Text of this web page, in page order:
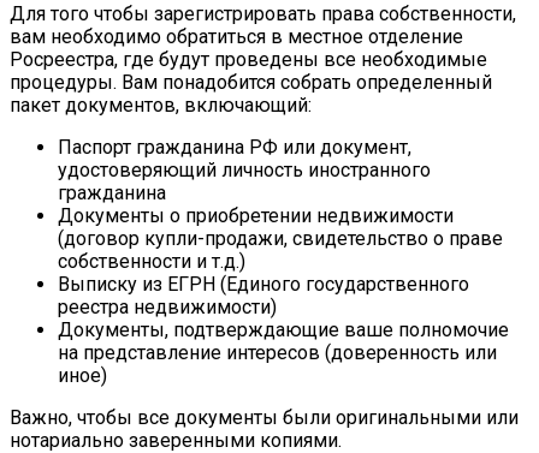
Для того чтобы зарегистрировать права собственности,
вам необходимо обратиться в местное отделение
Росреестра, где будут проведены все необходимые
процедуры. Вам понадобится собрать определенный
пакет документов, включающий:
Паспорт гражданина РФ или документ,
удостоверяющий личность иностранного
гражданина
Документы о приобретении недвижимости
(договор купли-продажи, свидетельство о праве
собственности и т.д.)
Выписку из ЕГРН (Единого государственного
реестра недвижимости)
Документы, подтверждающие ваше полномочие
на представление интересов (доверенность или
иное)
Важно, чтобы все документы были оригинальными или
нотариально заверенными копиями.